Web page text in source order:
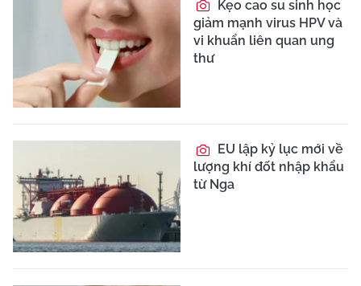
Kẹo cao su sinh học
giảm mạnh virus HPV và
vi khuẩn liên quan ung
thư
EU lập kỷ lục mới về
lượng khí đốt nhập khẩu
từ Nga